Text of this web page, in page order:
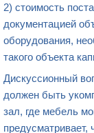
2) стоимость
документацией
оборудования,
такого объекта
Дискуссионный
должен быть
зал, где мебель
предусматривает,